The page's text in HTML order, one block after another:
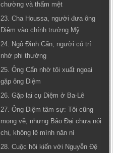
chường và thấm mệt
23. Cha Houssa, người đưa ông
Diệm vào chính trường Mỹ
24. Ngô Đình Cẩn, người có trí
nhớ phi thường
25. Ông Cẩn nhờ tôi xuất ngoại
gặp ông Diệm
26. Gặp lại cụ Diệm ở Ba-Lê
27. Ông Diệm tâm sự: Tôi cũng
mong về, nhưng Bảo Đại chưa nói
chi, không lẽ mình năn nỉ
28. Cuộc hội kiến với Nguyễn Đệ